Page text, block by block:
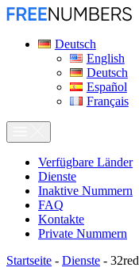
Deutsch
English
Deutsch
Español
Français
Verfügbare Länder
Dienste
Inaktive Nummern
FAQ
Kontakte
Private Nummern
Startseite - Dienste - 32red